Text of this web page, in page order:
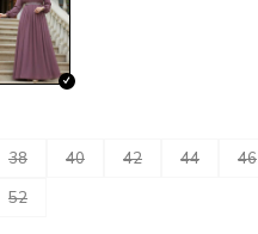
38 40 42 44 46
52